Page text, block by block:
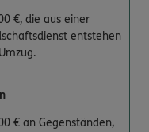
€, die aus einer
entstehen
€ an Gegenständen,